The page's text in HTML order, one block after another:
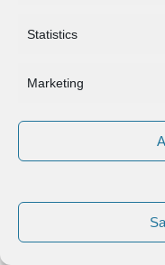
Statistics
Marketing
October 2017
September
August 2017